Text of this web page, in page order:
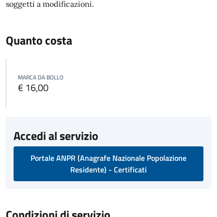
soggetti a modificazioni.
Quanto costa
MARCA DA BOLLO
€ 16,00
Accedi al servizio
Portale ANPR (Anagrafe Nazionale Popolazione
Residente) - Certificati